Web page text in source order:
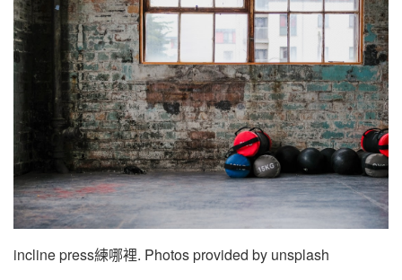
incline press練哪裡. Photos provided by unsplash